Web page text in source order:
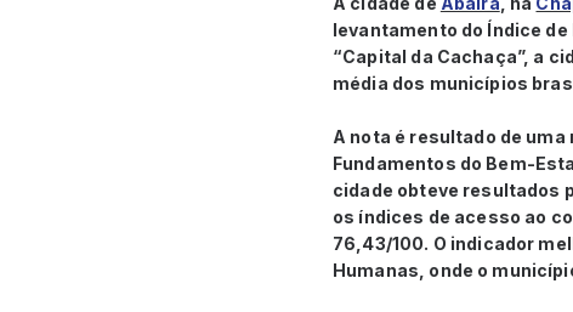
levantamento do Índice
“Capital da Cachaça”, a
média dos municípios
A nota é resultado de
Fundamentos do Bem-
cidade obteve resultados
os índices de acesso ao
76,43/100. O indicador
Humanas, onde o